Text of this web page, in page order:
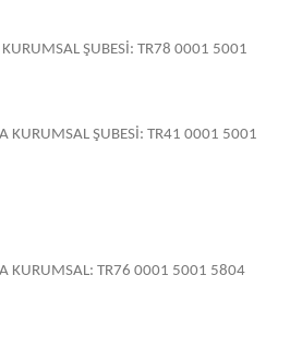
ŞUBESİ: TR78 0001 5001
KURUMSAL ŞUBESİ: TR41 0001 5001
KURUMSAL: TR76 0001 5001 5804